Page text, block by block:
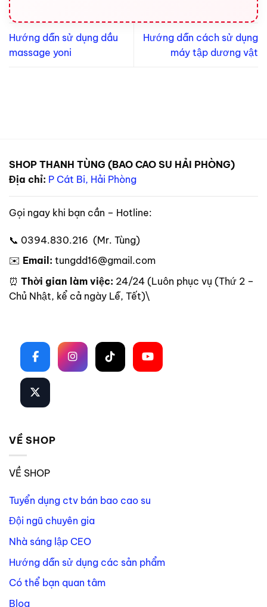
Hướng dẫn sử dụng dầu
massage yoni
Hướng dẫn cách sử dụng
máy tập dương vật
SHOP THANH TÙNG (BAO CAO SU HẢI PHÒNG)
Địa chỉ: P Cát Bi, Hải Phòng
Gọi ngay khi bạn cần – Hotline:
📞 0394.830.216 (Mr. Tùng)
✉️ Email: tungdd16@gmail.com
⏰ Thời gian làm việc: 24/24 (Luôn phục vụ (Thứ 2 –
Chủ Nhật, kể cả ngày Lễ, Tết)\
VỀ SHOP
VỀ SHOP
Tuyển dụng ctv bán bao cao su
Đội ngũ chuyên gia
Nhà sáng lập CEO
Hướng dẫn sử dụng các sản phẩm
Có thể bạn quan tâm
Blog